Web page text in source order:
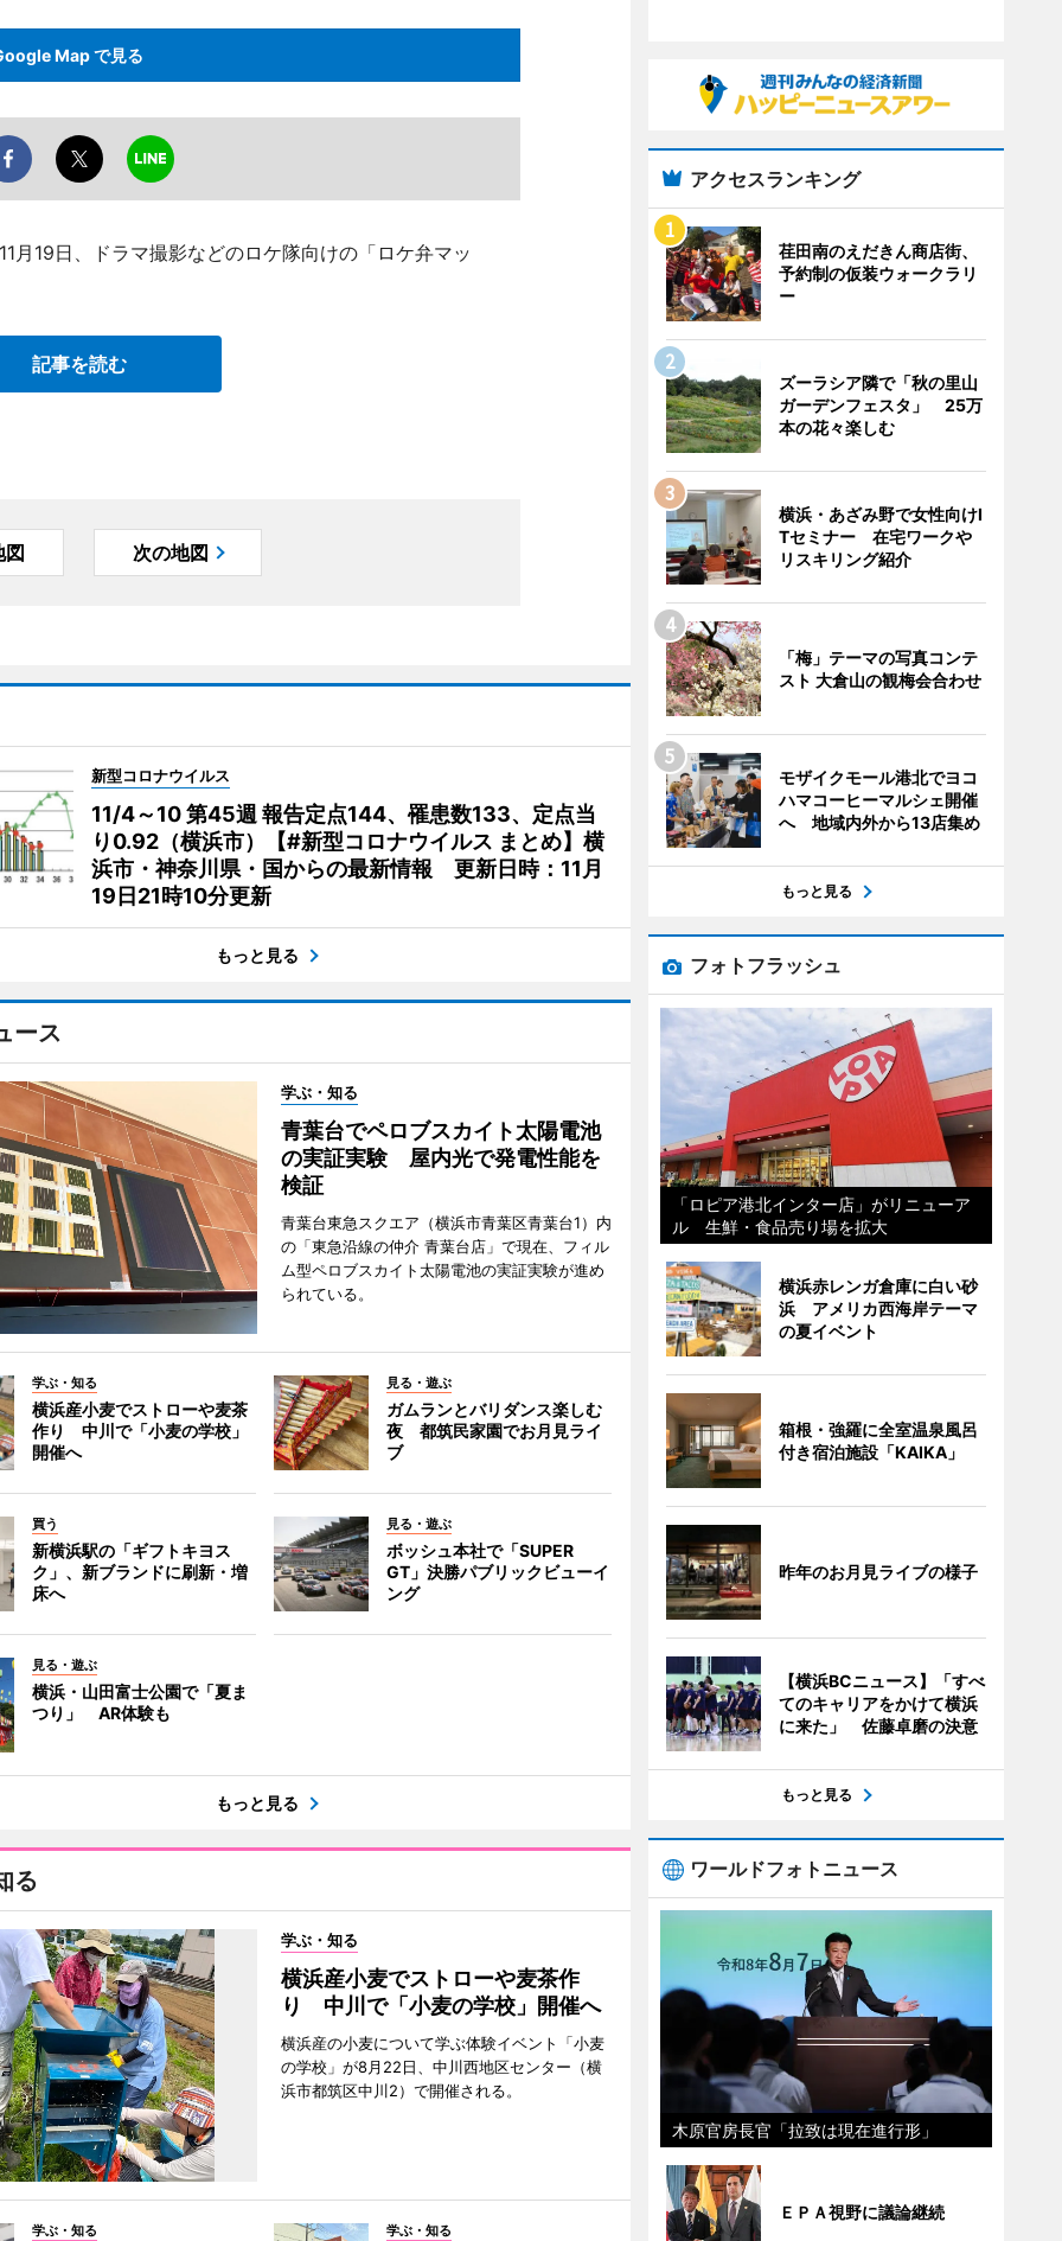
Map で見る
月19日、ドラマ撮影などのロケ隊向けの「ロケ弁マッ
記事を読む
図 次の地図
新型コロナウイルス
11/4～10 第45週 報告定点144、罹患数133、定点当
り0.92（横浜市）【#新型コロナウイルス まとめ】横
浜市・神奈川県・国からの最新情報 更新日時：11月
19日21時10分更新
もっと見る
ース
学ぶ・知る
青葉台でペロブスカイト太陽電池
の実証実験 屋内光で発電性能を
検証
青葉台東急スクエア（横浜市青葉区青葉台1）内
の「東急沿線の仲介 青葉台店」で現在、フィル
ム型ペロブスカイト太陽電池の実証実験が進め
られている。
学ぶ・知る
横浜産小麦でストローや麦茶
作り 中川で「小麦の学校」
開催へ
見る・遊ぶ
ガムランとバリダンス楽しむ
夜 都筑民家園でお月見ライ
ブ
買う
新横浜駅の「ギフトキヨス
ク」、新ブランドに刷新・増
床へ
見る・遊ぶ
ボッシュ本社で「SUPER
GT」決勝パブリックビューイ
ング
見る・遊ぶ
横浜・山田富士公園で「夏ま
つり」 AR体験も
もっと見る
る
学ぶ・知る
横浜産小麦でストローや麦茶作
り 中川で「小麦の学校」開催へ
横浜産の小麦について学ぶ体験イベント「小麦
の学校」が8月22日、中川西地区センター（横
浜市都筑区中川2）で開催される。
学ぶ・知る 学ぶ・知る
アクセスランキング
荏田南のえだきん商店街、
予約制の仮装ウォークラリ
ー
ズーラシア隣で「秋の里山
ガーデンフェスタ」 25万
本の花々楽しむ
横浜・あざみ野で女性向けI
Tセミナー 在宅ワークや
リスキリング紹介
「梅」テーマの写真コンテ
スト 大倉山の観梅会合わせ
モザイクモール港北でヨコ
ハマコーヒーマルシェ開催
へ 地域内外から13店集め
もっと見る
フォトフラッシュ
「ロピア港北インター店」がリニューア
ル 生鮮・食品売り場を拡大
横浜赤レンガ倉庫に白い砂
浜 アメリカ西海岸テーマ
の夏イベント
箱根・強羅に全室温泉風呂
付き宿泊施設「KAIKA」
昨年のお月見ライブの様子
【横浜BCニュース】「すべ
てのキャリアをかけて横浜
に来た」 佐藤卓磨の決意
もっと見る
ワールドフォトニュース
木原官房長官「拉致は現在進行形」
ＥＰＡ視野に議論継続